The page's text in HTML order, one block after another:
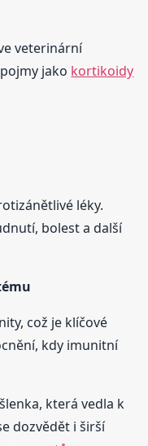
veterinární
jako kortikoidy
léky.
bolest a další
což je klíčové
kdy imunitní
která vedla k
dozvědět i širší